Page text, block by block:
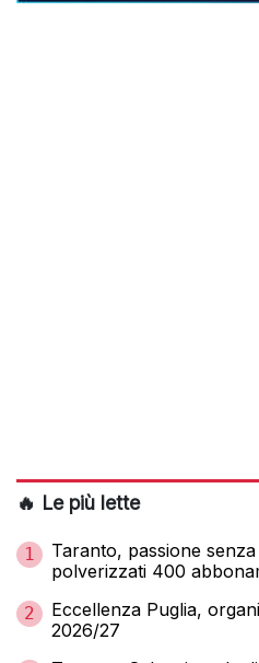
🔥 Le più lette
1
Taranto, passione
polverizzati 400
2
Eccellenza Puglia,
2026/27